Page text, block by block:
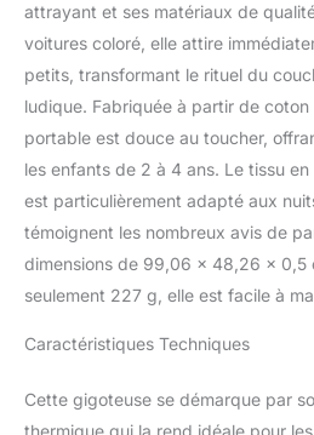
attrayant et ses matériaux de
voitures coloré, elle attire
petits, transformant le rituel du
ludique. Fabriquée à partir de
portable est douce au toucher,
les enfants de 2 à 4 ans. Le tissu en
est particulièrement adapté aux
témoignent les nombreux avis de
dimensions de 99,06 x 48,26 x 0,5
seulement 227 g, elle est facile à
Caractéristiques Techniques
Cette gigoteuse se démarque par